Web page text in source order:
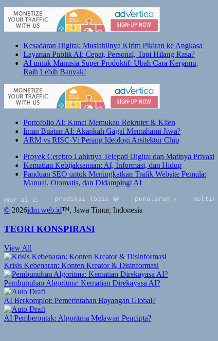
Kesadaran Digital: Mustahilnya Kirim Pikiran ke Angkasa
Layanan Publik AI: Cepat, Personal, Tapi Hilang Rasa?
AI untuk Manusia Super Produktif: Ubah Cara Kerjamu,
Raih Lebih Banyak!
Portofolio AI: Kunci Memukau Rekruter & Klien
Iman Buatan AI: Akankah Gagal Memahami Jiwa?
ARM vs RISC-V: Perang Ideologi Arsitektur Chip
Proyek Cerebro Lahirnya Telepati Digital dan Matinya Privasi
Kematian Kebijaksanaan: AI, Informasi, dan Hidup
Panduan SEO untuk Meningkatkan Trafik Website Pemula:
Manual, Otomatis, dan Didampingi AI
📈 prediksi logis 🧩 penalaran ✍️ multimodal
© 2026idm.web.id™, Jawa Timur, Indonesia
TEORI KONSPIRASI
View All
Krisis Kebenaran: Konten Kreator & Disinformasi
Pembunuhan Algoritma: Kematian Direkayasa AI?
AI Berkomplot: Pemerintahan Bayangan Global?
AI Pemberontak: Algoritma Melawan Pencipta?